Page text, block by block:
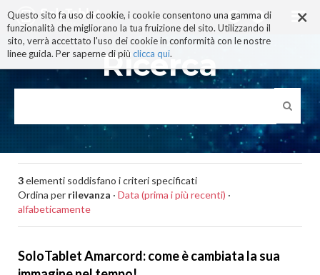
×
Questo sito fa uso di cookie, i cookie consentono una gamma di
funzionalità che migliorano la tua fruizione del sito. Utilizzando il
sito, verrà accettato l'uso dei cookie in conformità con le nostre
linee guida. Per saperne di più clicca qui.
ai
contenuti.
|
alla
navigazione
Ricerca
3elementi soddisfano i criteri specificati
Ordina per rilevanza · Data (prima i più recenti) ·
alfabeticamente
SoloTablet Amarcord: come è cambiata la sua